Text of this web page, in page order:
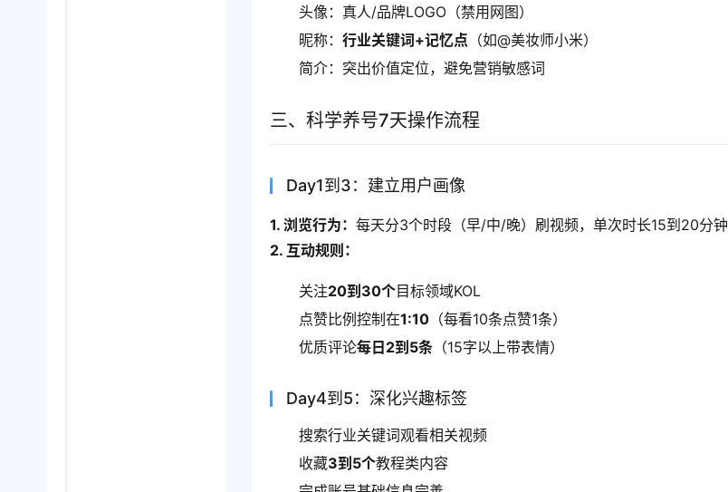
头像：真人/品牌LOGO（禁用网图）
昵称：行业关键词+记忆点 （如@美妆师小米）
简介：突出价值定位，避免营销敏感词
三、科学养号7天操作流程
Day1到3：建立用户画像
1. 浏览行为：每天分3个时段（早/中/晚）刷视频，单次时长15到20分钟
2. 互动规则：
关注20到30个目标领域KOL
点赞比例控制在1:10 （每看10条点赞1条）
优质评论每日2到5条 （15字以上带表情）
Day4到5：深化兴趣标签
搜索行业关键词观看相关视频
收藏3到5个教程类内容